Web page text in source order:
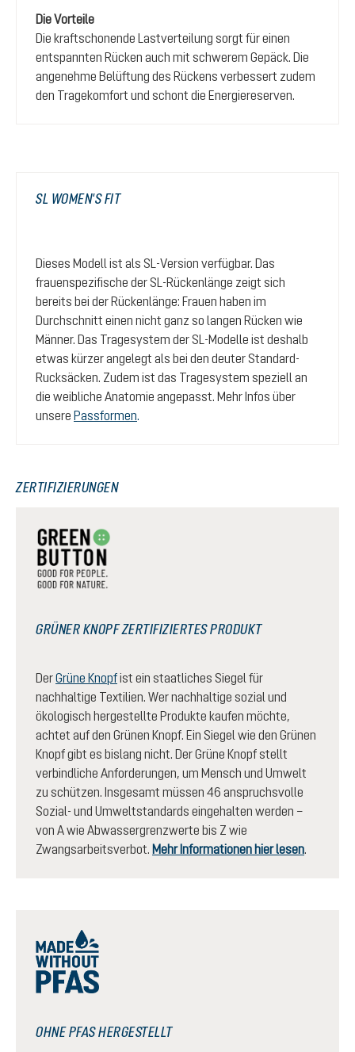
Die Vorteile
Die kraftschonende Lastverteilung sorgt für einen
entspannten Rücken auch mit schwerem Gepäck. Die
angenehme Belüftung des Rückens verbessert zudem
den Tragekomfort und schont die Energiereserven.
SL WOMEN'S FIT
Dieses Modell ist als SL-Version verfügbar. Das
frauenspezifische der SL-Rückenlänge zeigt sich
bereits bei der Rückenlänge: Frauen haben im
Durchschnitt einen nicht ganz so langen Rücken wie
Männer. Das Tragesystem der SL-Modelle ist deshalb
etwas kürzer angelegt als bei den deuter Standard-
Rucksäcken. Zudem ist das Tragesystem speziell an
die weibliche Anatomie angepasst. Mehr Infos über
unsere Passformen.
ZERTIFIZIERUNGEN
GRÜNER KNOPF ZERTIFIZIERTES PRODUKT
DerGrüne Knopfist ein staatliches Siegel für
nachhaltige Textilien. Wer nachhaltige sozial und
ökologisch hergestellte Produkte kaufen möchte,
achtet auf den Grünen Knopf. Ein Siegel wie den Grünen
Knopf gibt es bislang nicht. Der Grüne Knopf stellt
verbindliche Anforderungen, um Mensch und Umwelt
zu schützen. Insgesamt müssen 46 anspruchsvolle
Sozial- und Umweltstandards eingehalten werden –
von A wie Abwassergrenzwerte bis Z wie
Zwangsarbeitsverbot. Mehr Informationen hier lesen.
OHNE PFAS HERGESTELLT